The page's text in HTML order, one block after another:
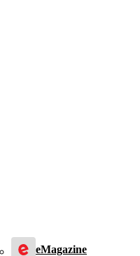
eMagazine